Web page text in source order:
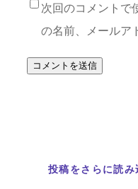
次回のコメントで
の名前、メールア
投稿をさらに読み